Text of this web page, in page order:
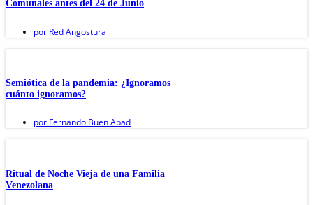
Comunales antes del 24 de Junio
por Red Angostura
Semiótica de la pandemia: ¿Ignoramos
cuánto ignoramos?
por Fernando Buen Abad
Ritual de Noche Vieja de una Familia
Venezolana